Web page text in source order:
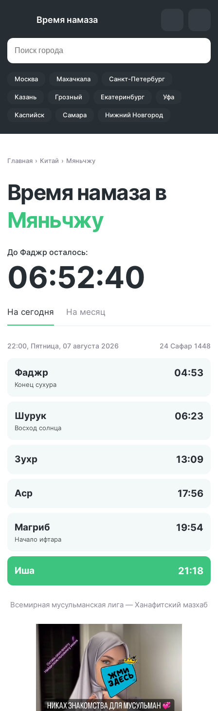
Время намаза
Москва Махачкала Санкт-Петербург
Казань Грозный Екатеринбург Уфа
Каспийск Самара Нижний Новгород
Главная Китай Мяньчжу
Время намаза в
Мяньчжу
До Фаджр осталось:
06:52:40
На сегодня На месяц
22:00, Пятница, 07 августа 2026 24 Сафар 1448
Фаджр 04:53
Конец сухура
Шурук 06:23
Восход солнца
Зухр 13:09
Аср 17:56
Магриб 19:54
Начало ифтара
Иша 21:18
Всемирная мусульманская лига — Ханафитский мазхаб